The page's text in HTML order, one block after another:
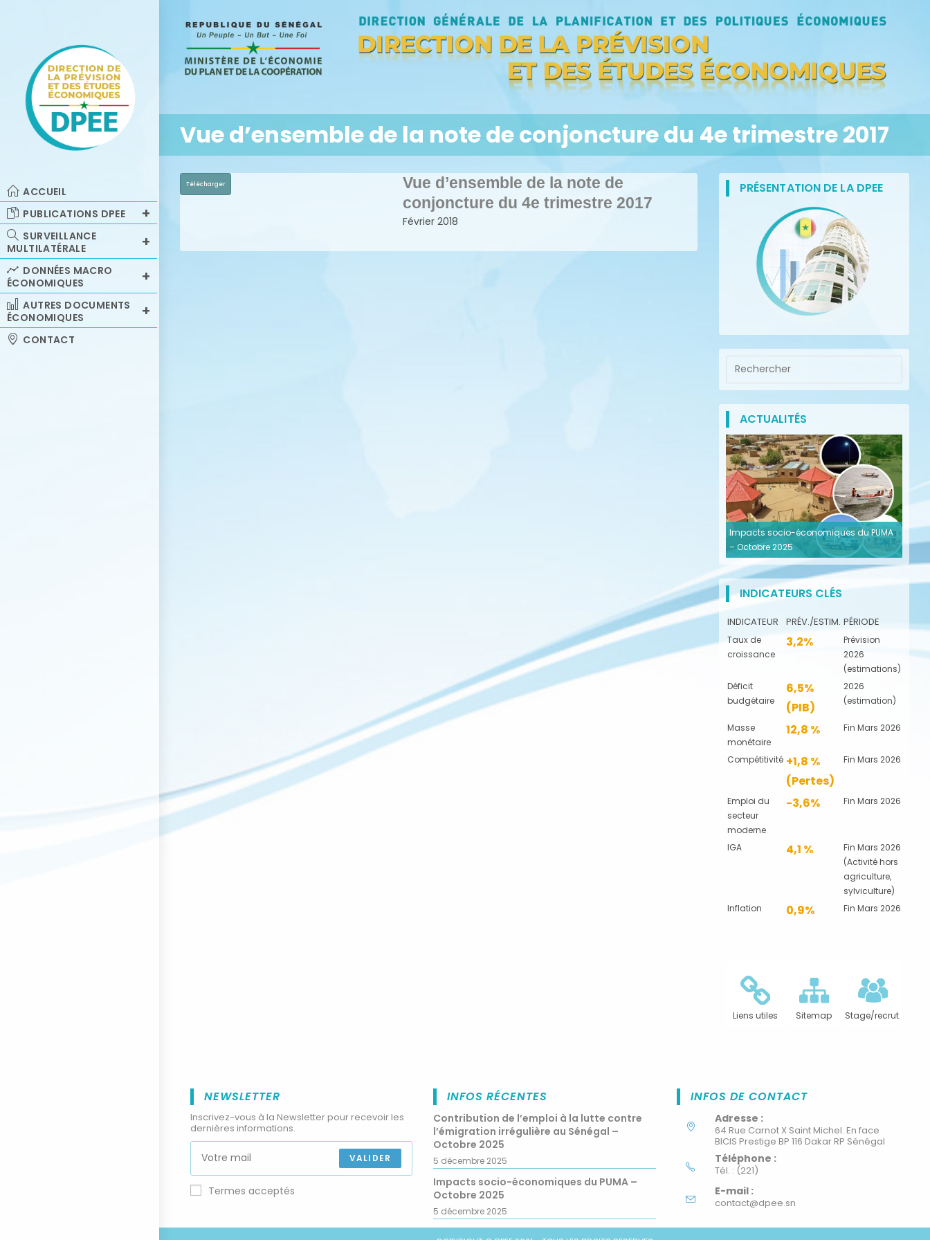
ACCUEIL
PUBLICATIONS DPEE
SURVEILLANCE
MULTILATÉRALE
DONNÉES MACRO
ÉCONOMIQUES
AUTRES DOCUMENTS
ÉCONOMIQUES
CONTACT
Vue d’ensemble de la note de conjoncture du 4e trimestre 2017
Télécharger
Vue d’ensemble de la note de
conjoncture du 4e trimestre 2017
Février 2018
PRÉSENTATION DE LA DPEE
ACTUALITÉS
Impacts socio-économiques du PUMA
– Octobre 2025
INDICATEURS CLÉS
INDICATEUR PRÉV./ESTIM. PÉRIODE
Taux de
croissance
3,2%
Prévision
2026
(estimations)
Déficit
budgétaire
6,5%
(PIB)
2026
(estimation)
Masse
monétaire
12,8 % Fin Mars 2026
Compétitivité +1,8 %
(Pertes)
Fin Mars 2026
Emploi du
secteur
moderne
-3,6% Fin Mars 2026
IGA 4,1 %
Fin Mars 2026
(Activité hors
agriculture,
sylviculture)
Inflation
0,9% Fin Mars 2026
Liens utiles Sitemap Stage/recrut.
NEWSLETTER
Inscrivez-vous à la Newsletter pour recevoir les
dernières informations.
VALIDER
Termes acceptés
INFOS RÉCENTES
Contribution de l’emploi à la lutte contre
l’émigration irrégulière au Sénégal –
Octobre 2025
5 décembre 2025
Impacts socio-économiques du PUMA –
Octobre 2025
5 décembre 2025
INFOS DE CONTACT
Adresse :
64 Rue Carnot X Saint Michel. En face
BICIS Prestige BP 116 Dakar RP Sénégal
Téléphone :
Tél. : (221)
E-mail :
contact@dpee.sn